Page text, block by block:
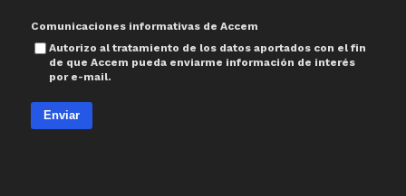
Comunicaciones informativas de Accem
Autorizo al tratamiento de los datos aportados con el fin
de que Accem pueda enviarme información de interés
por e-mail.
Enviar